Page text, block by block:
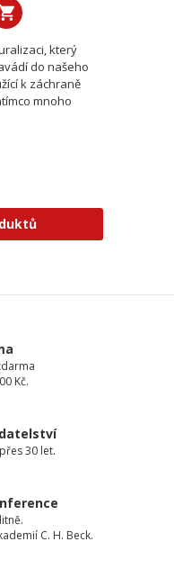
který
do našeho
k záchraně
mnoho
Kč.
30 let.
C. H. Beck.